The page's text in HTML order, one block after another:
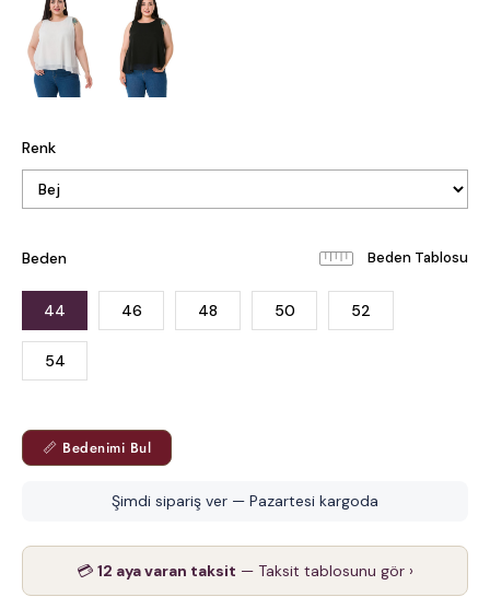
Renk
Beden Beden Tablosu
44 46 48 50 52
54
📏 Bedenimi Bul
Şimdi sipariş ver — Pazartesi kargoda
💳 12 aya varan taksit — Taksit tablosunu gör ›